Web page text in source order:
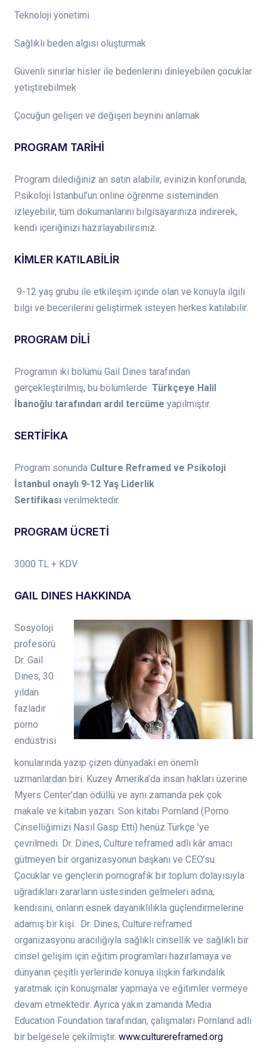
Teknoloji yönetimi
Sağlıklı beden algısı oluşturmak
Güvenli sınırlar hisler ile bedenlerini dinleyebilen çocuklar
yetiştirebilmek
Çocuğun gelişen ve değişen beynini anlamak
PROGRAM TARİHİ
Program dilediğiniz an satın alabilir, evinizin konforunda,
Psikoloji İstanbul’un online öğrenme sisteminden
izleyebilir, tüm dokumanlarını bilgisayarınıza indirerek,
kendi içeriğinizi hazırlayabilirsiniz.
KİMLER KATILABİLİR
9-12 yaş grubu ile etkileşim içinde olan ve konuyla ilgili
bilgi ve becerilerini geliştirmek isteyen herkes katılabilir.
PROGRAM DİLİ
Programın iki bölümü Gail Dines tarafından
gerçekleştirilmiş, bu bölümlerde Türkçeye Halil
İbanoğlu tarafından ardıl tercüme yapılmıştır.
SERTİFİKA
Program sonunda Culture Reframed ve Psikoloji
İstanbul onaylı 9-12 Yaş Liderlik
Sertifikası verilmektedir.
PROGRAM ÜCRETİ
3000 TL + KDV
GAIL DINES HAKKINDA
Sosyoloji
profesörü
Dr. Gail
Dines, 30
yıldan
fazladır
porno
endüstrisi
konularında yazıp çizen dünyadaki en önemli
uzmanlardan biri. Kuzey Amerika’da insan hakları üzerine
Myers Center’dan ödüllü ve aynı zamanda pek çok
makale ve kitabın yazarı. Son kitabı Pornland (Porno
Cinselliğimizi Nasıl Gasp Etti) henüz Türkçe ’ye
çevrilmedi. Dr. Dines, Culture reframed adlı kâr amacı
gütmeyen bir organizasyonun başkanı ve CEO’su.
Çocuklar ve gençlerin pornografik bir toplum dolayısıyla
uğradıkları zararların üstesinden gelmeleri adına,
kendisini, onların esnek dayanıklılıkla güçlendirmelerine
adamış bir kişi. Dr. Dines, Culture reframed
organizasyonu aracılığıyla sağlıklı cinsellik ve sağlıklı bir
cinsel gelişim için eğitim programları hazırlamaya ve
dünyanın çeşitli yerlerinde konuya ilişkin farkındalık
yaratmak için konuşmalar yapmaya ve eğitimler vermeye
devam etmektedir. Ayrıca yakın zamanda Media
Education Foundation tarafından, çalışmaları Pornland adlı
bir belgesele çekilmiştir. www.culturereframed.org